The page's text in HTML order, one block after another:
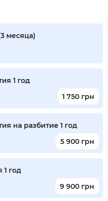
месяца)
1 год
1 750 грн
на разбитие 1 год
5 900 грн
1 год
9 900 грн